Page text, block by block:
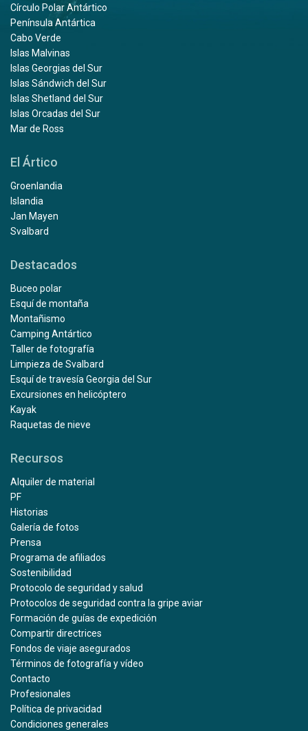
Círculo Polar Antártico
Península Antártica
Cabo Verde
Islas Malvinas
Islas Georgias del Sur
Islas Sándwich del Sur
Islas Shetland del Sur
Islas Orcadas del Sur
Mar de Ross
El Ártico
Groenlandia
Islandia
Jan Mayen
Svalbard
Destacados
Buceo polar
Esquí de montaña
Montañismo
Camping Antártico
Taller de fotografía
Limpieza de Svalbard
Esquí de travesía Georgia del Sur
Excursiones en helicóptero
Kayak
Raquetas de nieve
Recursos
Alquiler de material
PF
Historias
Galería de fotos
Prensa
Programa de afiliados
Sostenibilidad
Protocolo de seguridad y salud
Protocolos de seguridad contra la gripe aviar
Formación de guías de expedición
Compartir directrices
Fondos de viaje asegurados
Términos de fotografía y vídeo
Contacto
Profesionales
Política de privacidad
Condiciones generales